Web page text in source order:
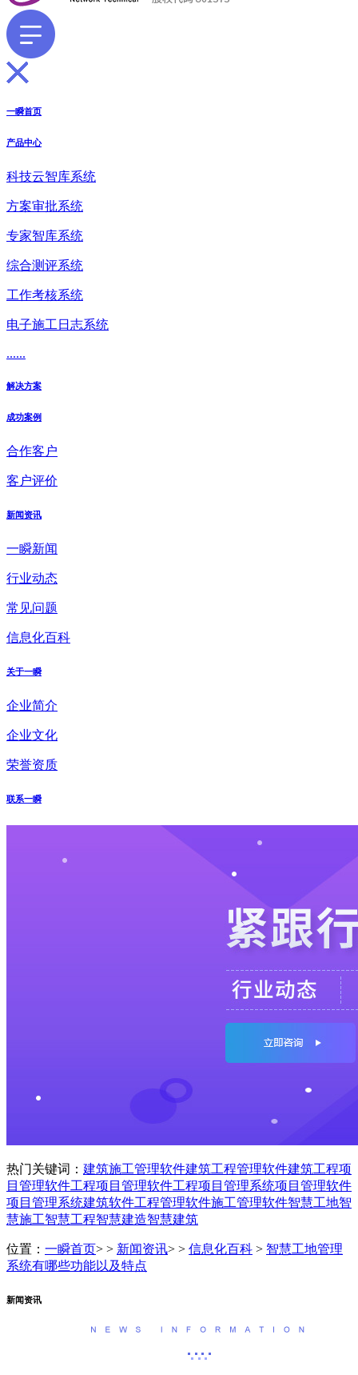
一瞬首页
产品中心
科技云智库系统
方案审批系统
专家智库系统
综合测评系统
工作考核系统
电子施工日志系统
......
解决方案
成功案例
合作客户
客户评价
新闻资讯
一瞬新闻
行业动态
常见问题
信息化百科
关于一瞬
企业简介
企业文化
荣誉资质
联系一瞬
热门关键词： 建筑施工管理软件建筑工程管理软件建筑工程项
目管理软件工程项目管理软件工程项目管理系统项目管理软件
项目管理系统建筑软件工程管理软件施工管理软件智慧工地智
慧施工智慧工程智慧建造智慧建筑
位置： 一瞬首页> > 新闻资讯> > 信息化百科 > 智慧工地管理
系统有哪些功能以及特点
新闻资讯